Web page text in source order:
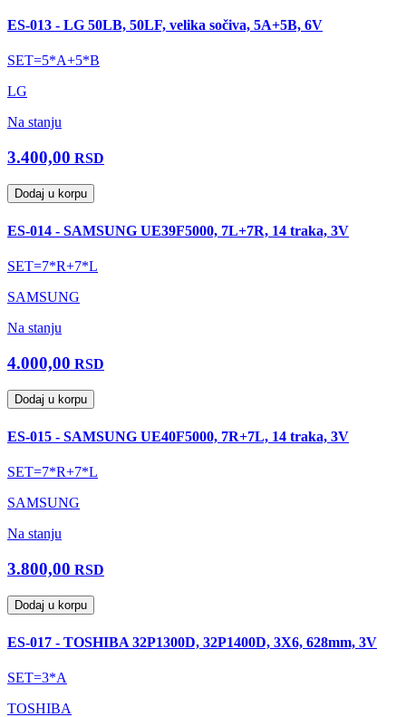
ES-013 - LG 50LB, 50LF, velika sočiva, 5A+5B, 6V
SET=5*A+5*B
LG
Na stanju
3.400,00 RSD
Dodaj u korpu
ES-014 - SAMSUNG UE39F5000, 7L+7R, 14 traka, 3V
SET=7*R+7*L
SAMSUNG
Na stanju
4.000,00 RSD
Dodaj u korpu
ES-015 - SAMSUNG UE40F5000, 7R+7L, 14 traka, 3V
SET=7*R+7*L
SAMSUNG
Na stanju
3.800,00 RSD
Dodaj u korpu
ES-017 - TOSHIBA 32P1300D, 32P1400D, 3X6, 628mm, 3V
SET=3*A
TOSHIBA